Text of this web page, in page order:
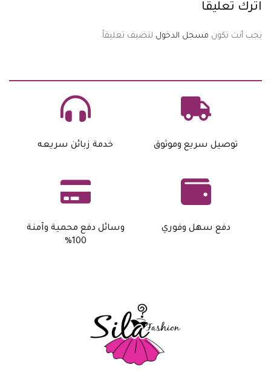
اترك تعليقاً
يجب أنت تكون مسجل الدخول لتضيف تعليقاً.
دفع سهل وفوري
وسائل دفع محمية وآمنة
100%
توصيل سريع وموثوق خدمة زبائن سريعه